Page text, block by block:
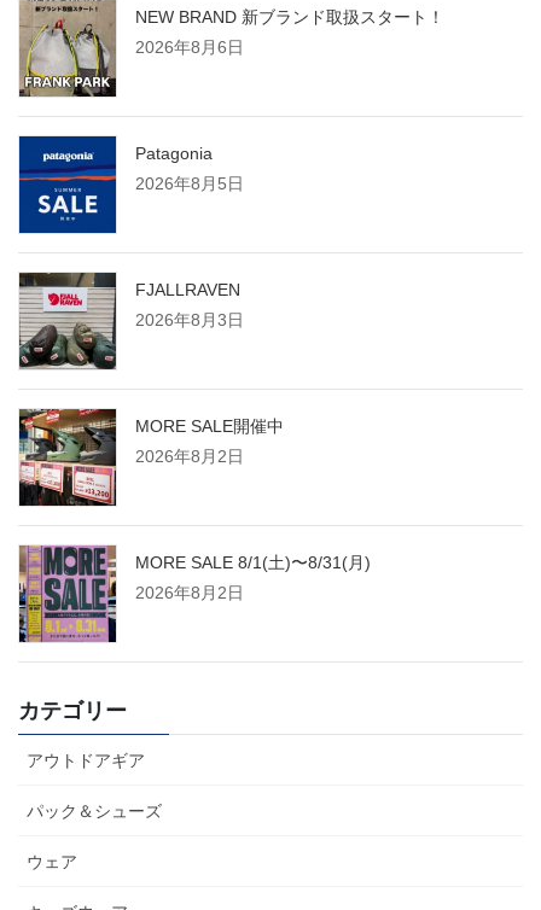
NEW BRAND 新ブランド取扱スタート！
2026年8月6日
Patagonia
2026年8月5日
FJALLRAVEN
2026年8月3日
MORE SALE開催中
2026年8月2日
MORE SALE 8/1(土)〜8/31(月)
2026年8月2日
カテゴリー
アウトドアギア
パック＆シューズ
ウェア